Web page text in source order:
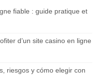
fiable : guide pratique et
d’un site casino en ligne
riesgos y cómo elegir con